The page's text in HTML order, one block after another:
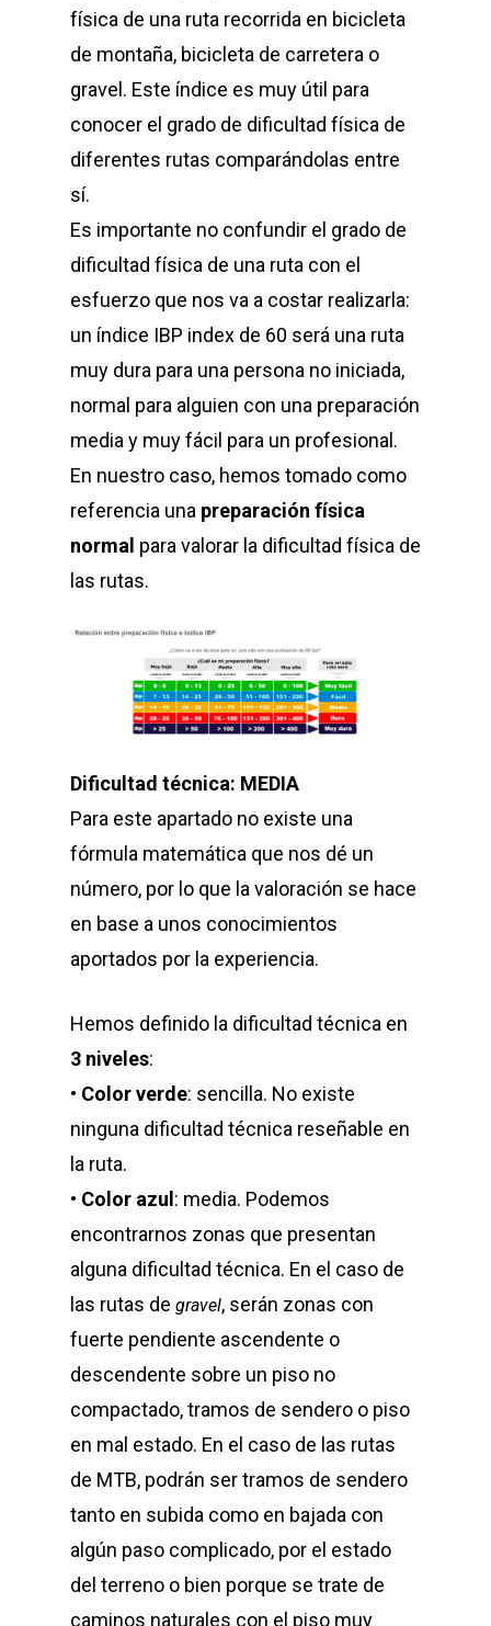
física de una ruta recorrida en bicicleta
de montaña, bicicleta de carretera o
gravel. Este índice es muy útil para
conocer el grado de dificultad física de
diferentes rutas comparándolas entre
sí.
Es importante no confundir el grado de
dificultad física de una ruta con el
esfuerzo que nos va a costar realizarla:
un índice IBP index de 60 será una ruta
muy dura para una persona no iniciada,
normal para alguien con una preparación
media y muy fácil para un profesional.
En nuestro caso, hemos tomado como
referencia una preparación física
normal para valorar la dificultad física de
las rutas.
Dificultad técnica: MEDIA
Para este apartado no existe una
fórmula matemática que nos dé un
número, por lo que la valoración se hace
en base a unos conocimientos
aportados por la experiencia.
Hemos definido la dificultad técnica en
3 niveles:
• Color verde: sencilla. No existe
ninguna dificultad técnica reseñable en
la ruta.
• Color azul : media. Podemos
encontrarnos zonas que presentan
alguna dificultad técnica. En el caso de
las rutas de gravel, serán zonas con
fuerte pendiente ascendente o
descendente sobre un piso no
compactado, tramos de sendero o piso
en mal estado. En el caso de las rutas
de MTB, podrán ser tramos de sendero
tanto en subida como en bajada con
algún paso complicado, por el estado
del terreno o bien porque se trate de
caminos naturales con el piso muy